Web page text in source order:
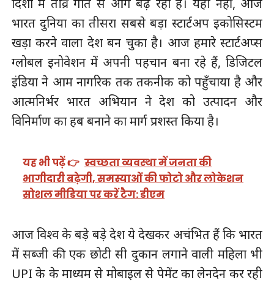
दिशा में तीव्र गति से आगे बढ़ रहा है। यही नहीं, आज
भारत दुनिया का तीसरा सबसे बड़ा स्टार्टअप इकोसिस्टम
खड़ा करने वाला देश बन चुका है। आज हमारे स्टार्टअप्स
ग्लोबल इनोवेशन में अपनी पहचान बना रहे हैं, डिजिटल
इंडिया ने आम नागरिक तक तकनीक को पहुँचाया है और
आत्मनिर्भर भारत अभियान ने देश को उत्पादन और
विनिर्माण का हब बनाने का मार्ग प्रशस्त किया है।
यह भी पढ़ें 👉 स्वच्छता व्यवस्था में जनता की
भागीदारी बढ़ेगी, समस्याओं की फोटो और लोकेशन
सोशल मीडिया पर करें टैग: डीएम
आज विश्व के बड़े बड़े देश ये देखकर अचंभित हैं कि भारत
में सब्जी की एक छोटी सी दुकान लगाने वाली महिला भी
UPI के के माध्यम से मोबाइल से पेमेंट का लेनदेन कर रही